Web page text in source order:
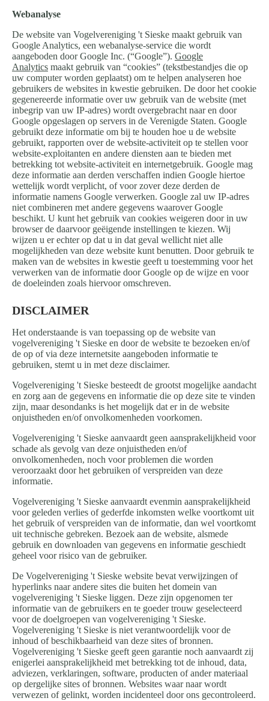
Webanalyse
De website van Vogelvereniging 't Sieske maakt gebruik van
Google Analytics, een webanalyse-service die wordt
aangeboden door Google Inc. (“Google”). Google
Analytics maakt gebruik van “cookies” (tekstbestandjes die op
uw computer worden geplaatst) om te helpen analyseren hoe
gebruikers de websites in kwestie gebruiken. De door het cookie
gegenereerde informatie over uw gebruik van de website (met
inbegrip van uw IP-adres) wordt overgebracht naar en door
Google opgeslagen op servers in de Verenigde Staten. Google
gebruikt deze informatie om bij te houden hoe u de website
gebruikt, rapporten over de website-activiteit op te stellen voor
website-exploitanten en andere diensten aan te bieden met
betrekking tot website-activiteit en internetgebruik. Google mag
deze informatie aan derden verschaffen indien Google hiertoe
wettelijk wordt verplicht, of voor zover deze derden de
informatie namens Google verwerken. Google zal uw IP-adres
niet combineren met andere gegevens waarover Google
beschikt. U kunt het gebruik van cookies weigeren door in uw
browser de daarvoor geëigende instellingen te kiezen. Wij
wijzen u er echter op dat u in dat geval wellicht niet alle
mogelijkheden van deze website kunt benutten. Door gebruik te
maken van de websites in kwestie geeft u toestemming voor het
verwerken van de informatie door Google op de wijze en voor
de doeleinden zoals hiervoor omschreven.
DISCLAIMER
Het onderstaande is van toepassing op de website van
vogelvereniging 't Sieske en door de website te bezoeken en/of
de op of via deze internetsite aangeboden informatie te
gebruiken, stemt u in met deze disclaimer.
Vogelvereniging 't Sieske besteedt de grootst mogelijke aandacht
en zorg aan de gegevens en informatie die op deze site te vinden
zijn, maar desondanks is het mogelijk dat er in de website
onjuistheden en/of onvolkomenheden voorkomen.
Vogelvereniging 't Sieske aanvaardt geen aansprakelijkheid voor
schade als gevolg van deze onjuistheden en/of
onvolkomenheden, noch voor problemen die worden
veroorzaakt door het gebruiken of verspreiden van deze
informatie.
Vogelvereniging 't Sieske aanvaardt evenmin aansprakelijkheid
voor geleden verlies of gederfde inkomsten welke voortkomt uit
het gebruik of verspreiden van de informatie, dan wel voortkomt
uit technische gebreken. Bezoek aan de website, alsmede
gebruik en downloaden van gegevens en informatie geschiedt
geheel voor risico van de gebruiker.
De Vogelvereniging 't Sieske website bevat verwijzingen of
hyperlinks naar andere sites die buiten het domein van
vogelvereniging 't Sieske liggen. Deze zijn opgenomen ter
informatie van de gebruikers en te goeder trouw geselecteerd
voor de doelgroepen van vogelvereniging 't Sieske.
Vogelvereniging 't Sieske is niet verantwoordelijk voor de
inhoud of beschikbaarheid van deze sites of bronnen.
Vogelvereniging 't Sieske geeft geen garantie noch aanvaardt zij
enigerlei aansprakelijkheid met betrekking tot de inhoud, data,
adviezen, verklaringen, software, producten of ander materiaal
op dergelijke sites of bronnen. Websites waar naar wordt
verwezen of gelinkt, worden incidenteel door ons gecontroleerd.